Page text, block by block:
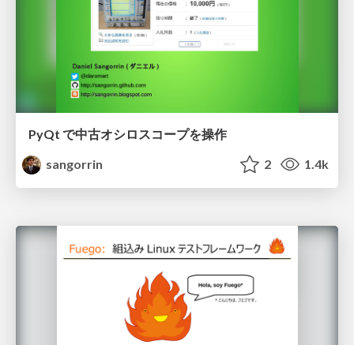
PyQt で中古オシロスコープを操作
sangorrin
2 1.4k